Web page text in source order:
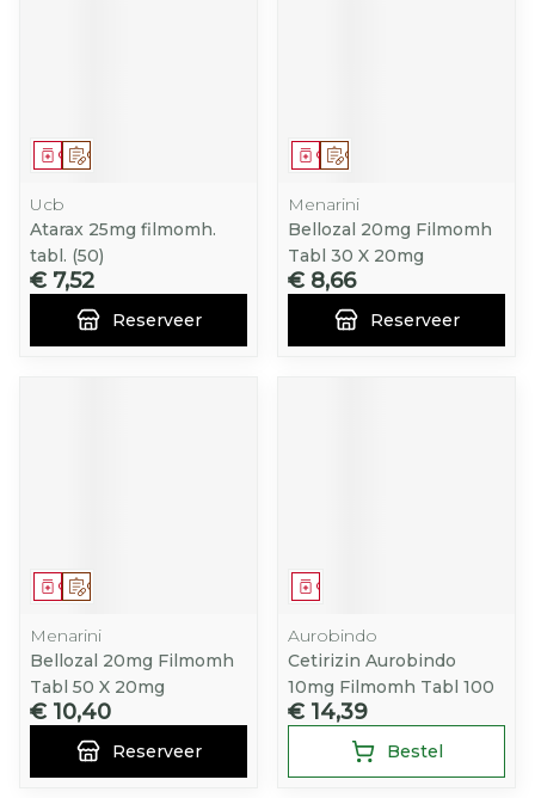
Op voorschrift
Geneesmiddel
Ucb
Atarax 25mg filmomh.
tabl. (50)
€ 7,52
Reserveer
Op voorschrift
Geneesmiddel
Menarini
Bellozal 20mg Filmomh
Tabl 30 X 20mg
€ 8,66
Reserveer
Op voorschrift
Geneesmiddel
Menarini
Bellozal 20mg Filmomh
Tabl 50 X 20mg
€ 10,40
Reserveer
Geneesmiddel
Aurobindo
Cetirizin Aurobindo
10mg Filmomh Tabl 100
€ 14,39
Bestel